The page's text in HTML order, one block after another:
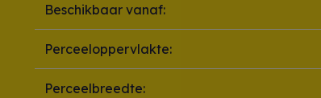
Beschikbaar vanaf:
Perceeloppervlakte:
Perceelbreedte: